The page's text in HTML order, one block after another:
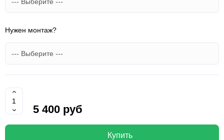
Нужен монтаж?
5 400 руб
Купить